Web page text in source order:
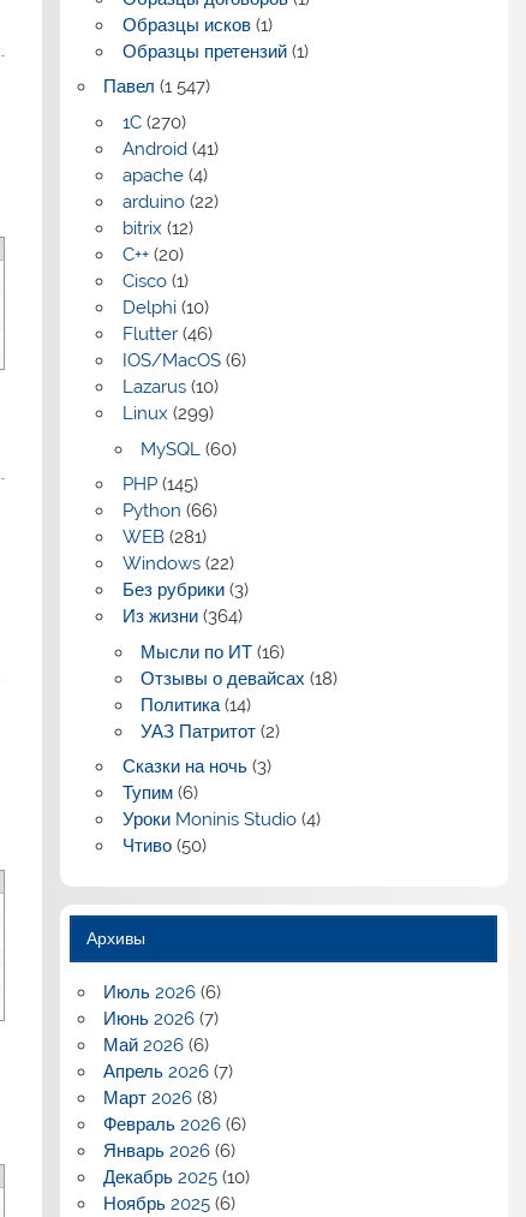
Образцы исков(1)
Образцы претензий(1)
Павел (1 547)
1C(270)
Android(41)
apache(4)
arduino(22)
bitrix (12)
C++(20)
Cisco(1)
Delphi(10)
Flutter(46)
IOS/MacOS(6)
Lazarus(10)
Linux (299)
MySQL(60)
PHP(145)
Python (66)
WEB(281)
Windows(22)
Без рубрики(3)
Из жизни(364)
Мысли по ИТ(16)
Отзывы о девайсах (18)
Политика(14)
УАЗ Патритот(2)
Сказки на ночь(3)
Тупим(6)
Уроки Moninis Studio(4)
Чтиво(50)
Архивы
Июль 2026 (6)
Июнь 2026 (7)
Май 2026 (6)
Апрель 2026 (7)
Март 2026 (8)
Февраль 2026 (6)
Январь 2026 (6)
Декабрь 2025 (10)
Ноябрь 2025 (6)